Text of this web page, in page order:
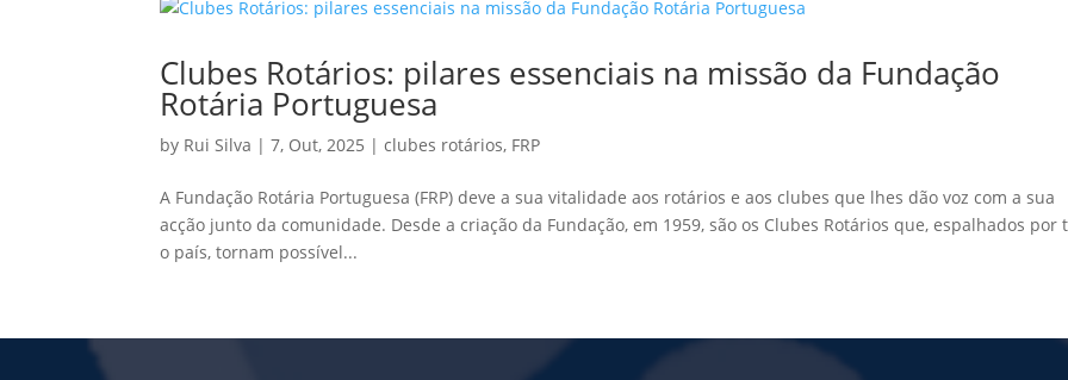
Clubes Rotários: pilares essenciais na missão da Fundação
Rotária Portuguesa
by Rui Silva |7, Out, 2025 |clubes rotários, FRP
A Fundação Rotária Portuguesa (FRP) deve a sua vitalidade aos rotários e aos clubes que lhes dão voz com a sua
acção junto da comunidade. Desde a criação da Fundação, em 1959, são os Clubes Rotários que, espalhados por
o país, tornam possível...